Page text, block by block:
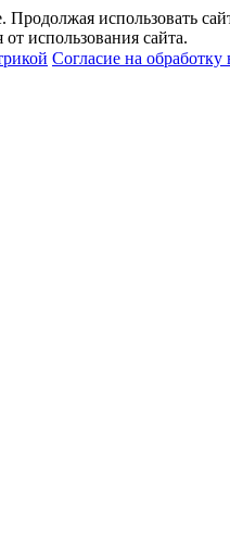
Продолжая использовать
использования сайта.
Согласие на